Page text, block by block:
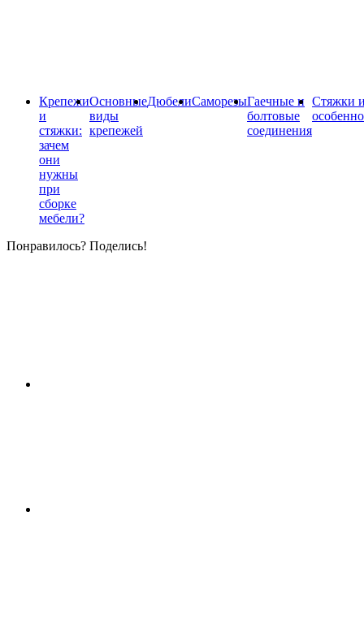
Крепежи
и
стяжки:
зачем
они
нужны
при
сборке
мебели?
Основные
виды
крепежей
ДюбелиСаморезыГаечные и
болтовые
соединения
Стяжки
Понравилось? Поделись!